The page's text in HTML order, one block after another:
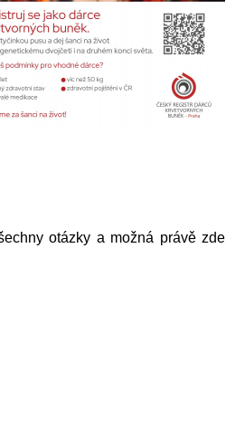
otázky a možná právě zde